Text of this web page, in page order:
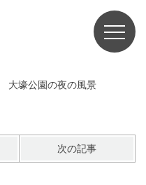
大壕公園の夜の風景
次の記事